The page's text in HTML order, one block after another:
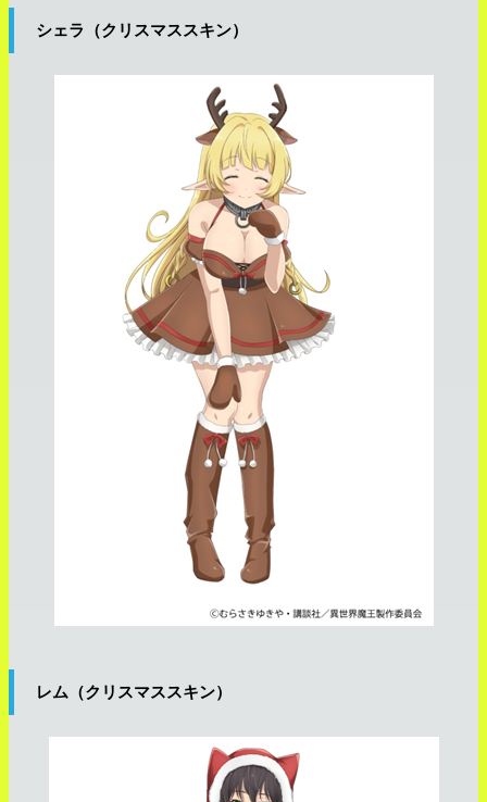
シェラ（クリスマススキン）
レム（クリスマススキン）